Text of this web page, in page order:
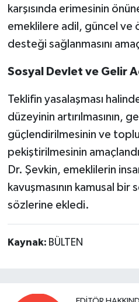
karşısında erimesinin
emeklilere adil, güncel ve
desteği sağlanmasını
Sosyal Devlet ve Gelir
Teklifin yasalaşması
düzeyinin artırılmasının,
güçlendirilmesinin ve
pekiştirilmesinin
Dr. Şevkin, emeklilerin
kavuşmasının kamusal
sözlerine ekledi.
Kaynak: BÜLTEN